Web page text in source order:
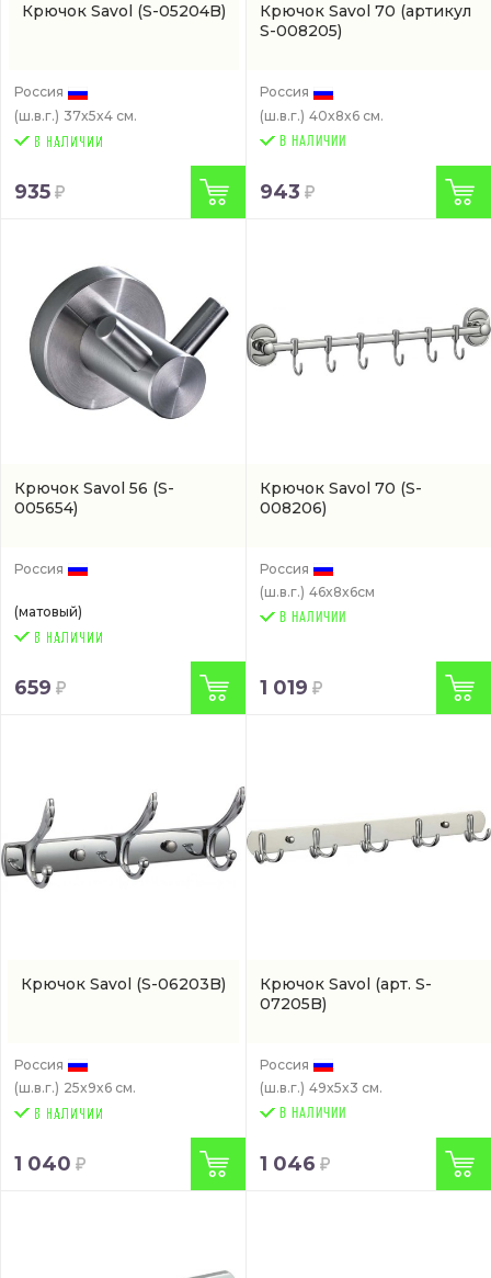
Крючок Savol (S-05204B)
Россия
(ш.в.г.) 37x5x4 см.
935
Крючок Savol 70 (артикул
S-008205)
Россия
(ш.в.г.) 40x8x6 см.
В НАЛИЧИИ
943
Крючок Savol 56 (S-
005654)
Россия
(матовый)
659
Крючок Savol 70 (S-
008206)
Россия
(ш.в.г.) 46x8x6см
В НАЛИЧИИ
1 019
Крючок Savol (S-06203B)
Россия
(ш.в.г.) 25x9x6 см.
1 040
Крючок Savol (арт. S-
07205B)
Россия
(ш.в.г.) 49x5x3 см.
В НАЛИЧИИ
1 046